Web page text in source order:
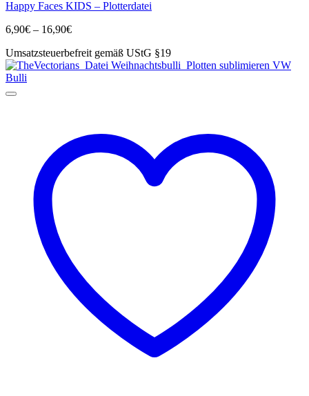
weist
Varianten
Die
Optionen
können
auf
Happy Faces KIDS – Plotterdatei
6,90€ – 16,90€Preisspanne:
bis
16,90€
Umsatzsteuerbefreit gemäß UStG §19